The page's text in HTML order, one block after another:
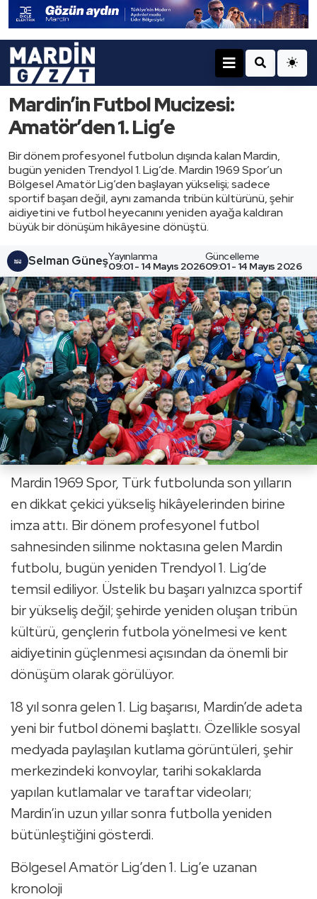
Mardin’in Futbol Mucizesi:
Amatör’den 1. Lig’e
Bir dönem profesyonel futbolun dışında kalan Mardin,
bugün yeniden Trendyol 1. Lig’de. Mardin 1969 Spor’un
Bölgesel Amatör Lig’den başlayan yükselişi; sadece
sportif başarı değil, aynı zamanda tribün kültürünü, şehir
aidiyetini ve futbol heyecanını yeniden ayağa kaldıran
büyük bir dönüşüm hikâyesine dönüştü.
Selman GüneşYayınlanma
09:01 - 14 Mayıs 2026
Güncelleme
09:01 - 14 Mayıs 2026
Mardin 1969 Spor, Türk futbolunda son yılların
en dikkat çekici yükseliş hikâyelerinden birine
imza attı. Bir dönem profesyonel futbol
sahnesinden silinme noktasına gelen Mardin
futbolu, bugün yeniden Trendyol 1. Lig’de
temsil ediliyor. Üstelik bu başarı yalnızca sportif
bir yükseliş değil; şehirde yeniden oluşan tribün
kültürü, gençlerin futbola yönelmesi ve kent
aidiyetinin güçlenmesi açısından da önemli bir
dönüşüm olarak görülüyor.
18 yıl sonra gelen 1. Lig başarısı, Mardin’de adeta
yeni bir futbol dönemi başlattı. Özellikle sosyal
medyada paylaşılan kutlama görüntüleri, şehir
merkezindeki konvoylar, tarihi sokaklarda
yapılan kutlamalar ve taraftar videoları;
Mardin’in uzun yıllar sonra futbolla yeniden
bütünleştiğini gösterdi.
Bölgesel Amatör Lig’den 1. Lig’e uzanan
kronoloji